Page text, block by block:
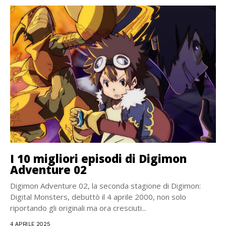
I 10 migliori episodi di Digimon
Adventure 02
Digimon Adventure 02, la seconda stagione di Digimon:
Digital Monsters, debuttò il 4 aprile 2000, non solo
riportando gli originali ma ora cresciuti...
4 APRILE 2025